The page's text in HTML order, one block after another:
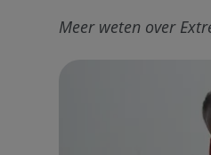
Meer weten over